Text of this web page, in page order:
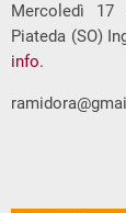
Mercoledì 17
Piateda (SO)
info.